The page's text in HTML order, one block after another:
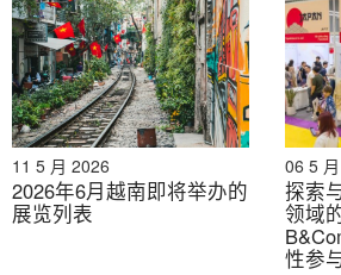
11 月 5 日至 8 日 |河内 |越南
Propack Hanoi 2025
11 月 5 日至 8 日 |胡志明市 |
国际珠宝展
11月12日至15日 | 河内 | VIIF
11 5 月 2026
2026年6月越南即将举办的
展览列表
06 5
探索
领域
性参